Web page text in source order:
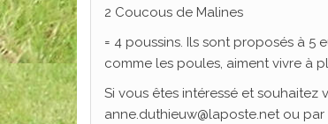
2 Coucous de Malines
= 4 poussins. Ils sont proposés à 5
comme les poules, aiment vivre à
Si vous êtes intéressé et souhaitez
anne.duthieuw@laposte.net ou par